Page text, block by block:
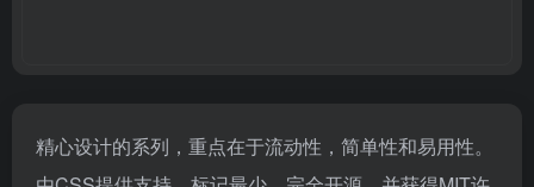
精心设计的系列，重点在于流动性，简单性和易用性。